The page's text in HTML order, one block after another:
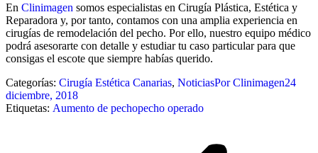
En Clinimagen somos especialistas en Cirugía Plástica, Estética y
Reparadora y, por tanto, contamos con una amplia experiencia en
cirugías de remodelación del pecho. Por ello, nuestro equipo médico
podrá asesorarte con detalle y estudiar tu caso particular para que
consigas el escote que siempre habías querido.
Categorías: Cirugía Estética Canarias, NoticiasPorClinimagen24
diciembre, 2018
Etiquetas: Aumento de pechopecho operado